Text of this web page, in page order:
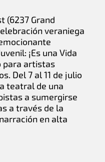
(6237 Grand
veraniega
¡Es una Vida
para artistas
Del 7 al 11 de julio
teatral de una
a sumergirse
a través de la
en alta